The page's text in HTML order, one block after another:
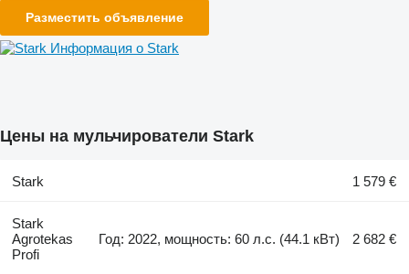
Разместить объявление
Информация о Stark
Цены на мульчирователи Stark
Stark 1 579 €
Stark
Agrotekas
Profi
Год: 2022, мощность: 60 л.с. (44.1 кВт) 2 682 €